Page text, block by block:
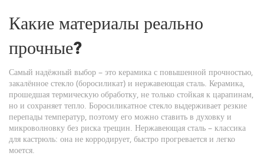
Какие материалы реально
прочные?
Самый надёжный выбор – это керамика с повышенной прочностью,
закалённое стекло (боросиликат) и нержавеющая сталь. Керамика,
прошедшая термическую обработку, не только стойкая к царапинам,
но и сохраняет тепло. Боросиликатное стекло выдерживает резкие
перепады температур, поэтому его можно ставить в духовку и
микроволновку без риска трещин. Нержавеющая сталь – классика
для кастрюль: она не корродирует, быстро прогревается и легко
моется.